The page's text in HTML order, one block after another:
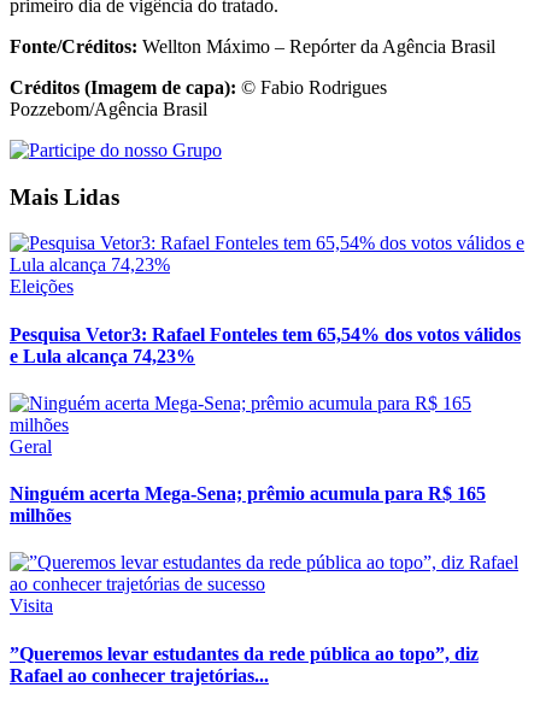
primeiro dia de vigência do tratado.
Fonte/Créditos: Wellton Máximo – Repórter da Agência Brasil
Créditos (Imagem de capa): © Fabio Rodrigues
Pozzebom/Agência Brasil
Mais Lidas
Eleições
Pesquisa Vetor3: Rafael Fonteles tem 65,54% dos votos válidos
e Lula alcança 74,23%
Geral
Ninguém acerta Mega-Sena; prêmio acumula para R$ 165
milhões
Visita
”Queremos levar estudantes da rede pública ao topo”, diz
Rafael ao conhecer trajetórias...